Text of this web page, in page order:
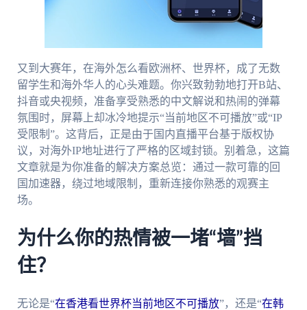
又到大赛年，在海外怎么看欧洲杯、世界杯，成了无数
留学生和海外华人的心头难题。你兴致勃勃地打开B站、
抖音或央视频，准备享受熟悉的中文解说和热闹的弹幕
氛围时，屏幕上却冰冷地提示“当前地区不可播放”或“IP
受限制”。这背后，正是由于国内直播平台基于版权协
议，对海外IP地址进行了严格的区域封锁。别着急，这篇
文章就是为你准备的解决方案总览：通过一款可靠的回
国加速器，绕过地域限制，重新连接你熟悉的观赛主
场。
为什么你的热情被一堵“墙”挡
住？
无论是“在香港看世界杯当前地区不可播放”，还是“在韩